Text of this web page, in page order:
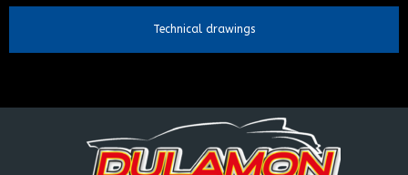
Technical drawings